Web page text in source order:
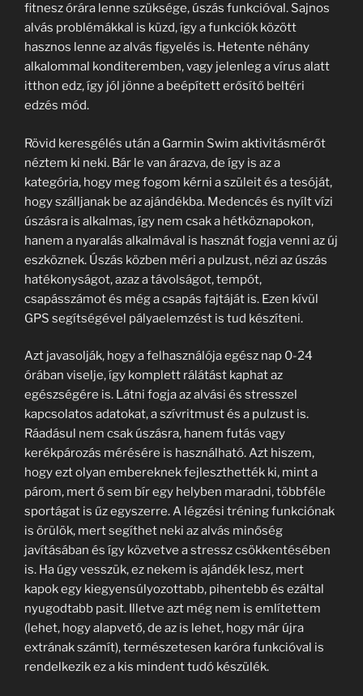
fitnesz órára lenne szüksége, úszás funkcióval. Sajnos
alvás problémákkal is küzd, így a funkciók között
hasznos lenne az alvás figyelés is. Hetente néhány
alkalommal konditeremben, vagy jelenleg a vírus alatt
itthon edz, így jól jönne a beépített erősítő beltéri
edzés mód.
Rövid keresgélés után a Garmin Swim aktivitásmérőt
néztem ki neki. Bár le van árazva, de így is az a
kategória, hogy meg fogom kérni a szüleit és a tesóját,
hogy szálljanak be az ajándékba. Medencés és nyílt vízi
úszásra is alkalmas, így nem csak a hétköznapokon,
hanem a nyaralás alkalmával is hasznát fogja venni az új
eszköznek. Úszás közben méri a pulzust, nézi az úszás
hatékonyságot, azaz a távolságot, tempót,
csapásszámot és még a csapás fajtáját is. Ezen kívül
GPS segítségével pályaelemzést is tud készíteni.
Azt javasolják, hogy a felhasználója egész nap 0-24
órában viselje, így komplett rálátást kaphat az
egészségére is. Látni fogja az alvási és stresszel
kapcsolatos adatokat, a szívritmust és a pulzust is.
Ráadásul nem csak úszásra, hanem futás vagy
kerékpározás mérésére is használható. Azt hiszem,
hogy ezt olyan embereknek fejleszthették ki, mint a
párom, mert ő sem bír egy helyben maradni, többféle
sportágat is űz egyszerre. A légzési tréning funkciónak
is örülök, mert segíthet neki az alvás minőség
javításában és így közvetve a stressz csökkentésében
is. Ha úgy vesszük, ez nekem is ajándék lesz, mert
kapok egy kiegyensúlyozottabb, pihentebb és ezáltal
nyugodtabb pasit. Illetve azt még nem is említettem
(lehet, hogy alapvető, de az is lehet, hogy már újra
extrának számít), természetesen karóra funkcióval is
rendelkezik ez a kis mindent tudó készülék.